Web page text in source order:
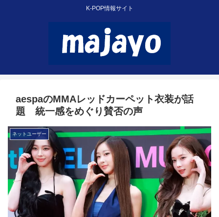
K-POP情報サイト
aespaのMMAレッドカーペット衣装が話
題 統一感をめぐり賛否の声
ネットユーザー